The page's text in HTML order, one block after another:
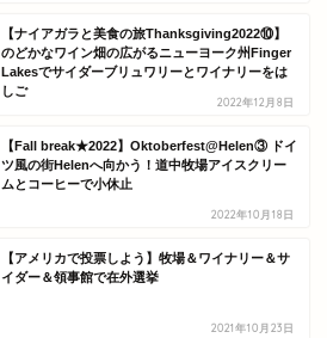
【ナイアガラと美食の旅Thanksgiving2022⑩】
のどかなワイン畑の広がるニューヨーク州Finger
Lakesでサイダーブリュワリーとワイナリーをは
しご
2022年12月8日
【Fall break★2022】Oktoberfest@Helen③ ドイ
ツ風の街Helenへ向かう！道中牧場アイスクリー
ムとコーヒーで小休止
2022年10月18日
【アメリカで投票しよう】牧場＆ワイナリー＆サ
イダー＆領事館で在外選挙
2021年10月23日